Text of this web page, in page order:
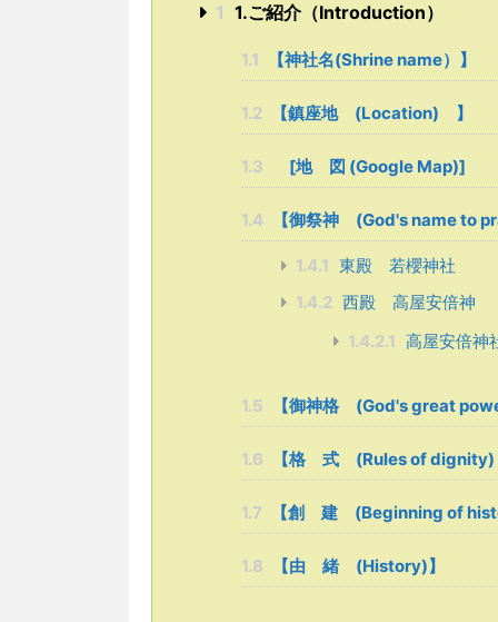
1 1.ご紹介（Introduction）
1.1 【神社名(Shrine name）】
1.2 【鎮座地 (Location) 】
1.3 [地 図 (Google Map)]
1.4 【御祭神 (God's name to
1.4.1 東殿 若櫻神社
1.4.2 西殿 高屋安倍神
1.4.2.1 高屋安倍神
1.5 【御神格 (God's great
1.6 【格 式 (Rules of dignity)
1.7 【創 建 (Beginning of
1.8 【由 緒 (History)】